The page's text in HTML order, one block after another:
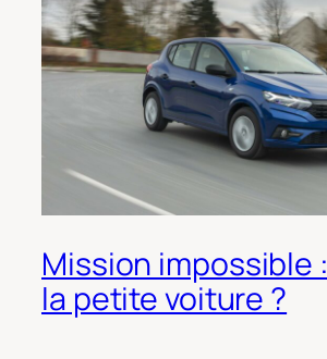
Mission impossible
la petite voiture ?